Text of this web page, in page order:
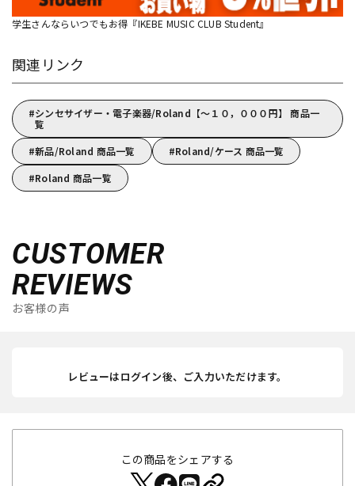
学生さんならいつでもお得『IKEBE MUSIC CLUB Student』
関連リンク
シンセサイザー・電子楽器/Roland【～１０，０００円】 商品一
覧
新品/Roland 商品一覧
Roland/ケース 商品一覧
Roland 商品一覧
CUSTOMER
REVIEWS
お客様の声
レビューはログイン後、ご入力いただけます。
この商品をシェアする